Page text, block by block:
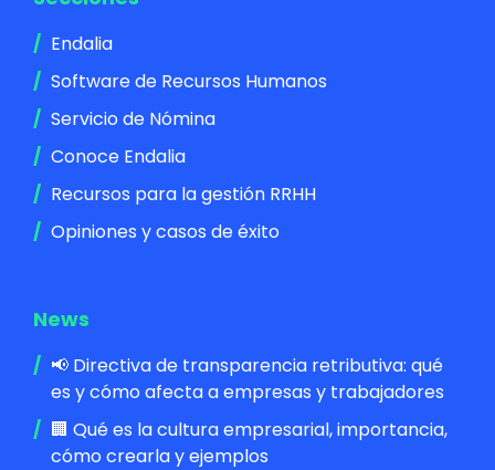
Endalia
Software de Recursos Humanos
Servicio de Nómina
Conoce Endalia
Recursos para la gestión RRHH
Opiniones y casos de éxito
News
📢 Directiva de transparencia retributiva: qué
es y cómo afecta a empresas y trabajadores
🏢 Qué es la cultura empresarial, importancia,
cómo crearla y ejemplos